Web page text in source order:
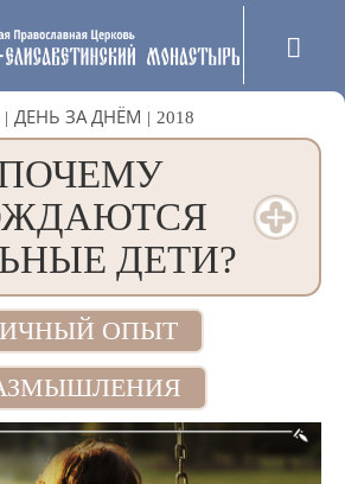
| ДЕНЬ ЗА ДНЁМ | 2018
ДЕТИ?
ОПЫТ